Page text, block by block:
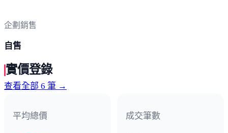
企劃銷售
自售
實價登錄
查看全部 6 筆 →
平均總價 成交筆數